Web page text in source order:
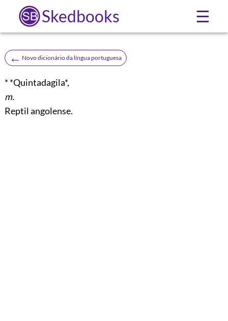
Skedbooks ☰
← Novo dicionário da língua portuguesa
* *Quintadagila*,
m.
Reptil angolense.